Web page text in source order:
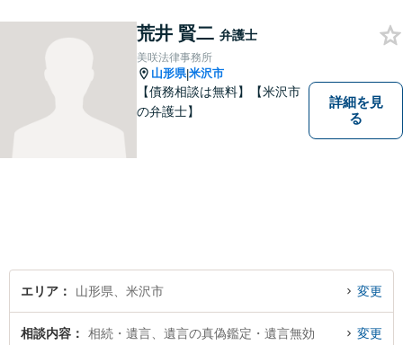
荒井 賢二 弁護士
美咲法律事務所
山形県|米沢市
【債務相談は無料】【米沢市
の弁護士】
詳細を見
る
エリア 山形県、米沢市 変更
相談内容 相続・遺言、遺言の真偽鑑定・遺言無効 変更